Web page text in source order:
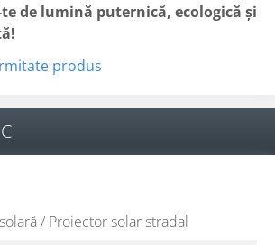
de lumină puternică, ecologică și
produs
/ Proiector solar stradal